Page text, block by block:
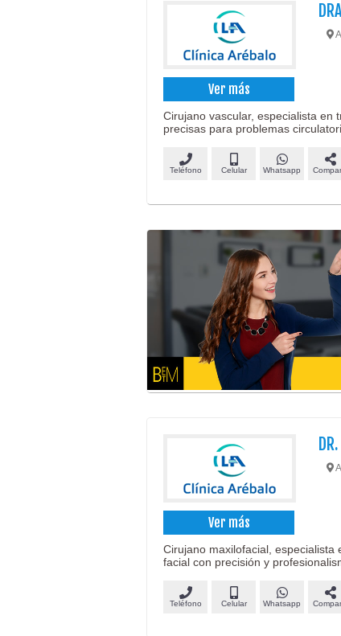
Ver más
Cirujano vascular, especialista en
precisas para problemas
Teléfono Celular Whatsapp
Ver más
Cirujano maxilofacial,
facial con precisión y
Teléfono Celular Whatsapp